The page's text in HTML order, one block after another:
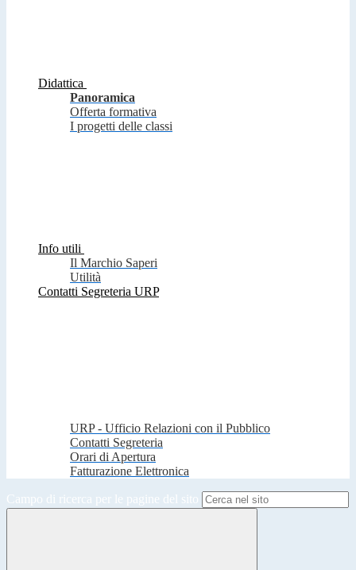
Didattica
Panoramica
Offerta formativa
I progetti delle classi
Info utili
Il Marchio Saperi
Utilità
Contatti Segreteria URP
URP - Ufficio Relazioni con il Pubblico
Contatti Segreteria
Orari di Apertura
Fatturazione Elettronica
Campo di ricerca per le pagine del sito